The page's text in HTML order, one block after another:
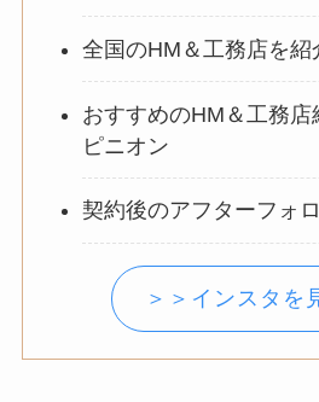
全国のHM＆工務店を紹
おすすめのHM＆工務店
ピニオン
契約後のアフターフォ
＞＞インスタを